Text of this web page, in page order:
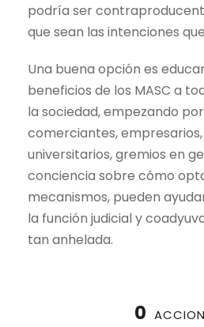
podría ser
que sean las intenciones
Una buena opción es
beneficios de los MASC a
la sociedad, empezando
comerciantes,
universitarios, gremios en
conciencia sobre cómo
mecanismos, pueden
la función judicial y
tan anhelada.
0